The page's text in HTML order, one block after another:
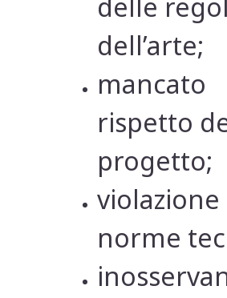
delle
dell’arte;
mancato
rispetto
progetto;
norme